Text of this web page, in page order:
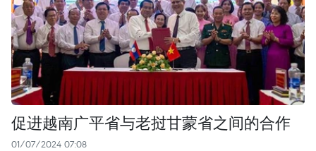
促进越南广平省与老挝甘蒙省之间的合作
01/07/2024 07:08